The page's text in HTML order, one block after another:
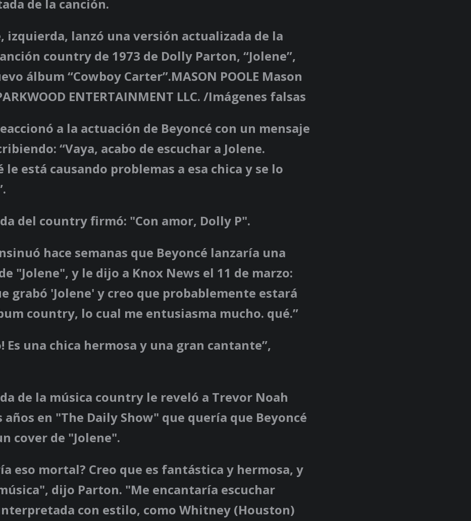
de la canción.
izquierda, lanzó una versión actualizada de la
country de 1973 de Dolly Parton, “Jolene”,
álbum “Cowboy Carter”.MASON POOLE Mason
ENTERTAINMENT LLC. /Imágenes falsas
a la actuación de Beyoncé con un mensaje
“Vaya, acabo de escuchar a Jolene.
le está causando problemas a esa chica y se lo
del country firmó: "Con amor, Dolly P".
hace semanas que Beyoncé lanzaría una
"Jolene", y le dijo a Knox News el 11 de marzo:
grabó 'Jolene' y creo que probablemente estará
country, lo cual me entusiasma mucho. qué.”
Es una chica hermosa y una gran cantante”,
de la música country le reveló a Trevor Noah
años en "The Daily Show" que quería que Beyoncé
cover de "Jolene".
eso mortal? Creo que es fantástica y hermosa, y
dijo Parton. "Me encantaría escuchar
con estilo, como Whitney (Houston)